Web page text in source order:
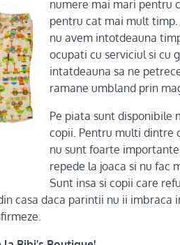
numere mai mari pentru
pentru cat mai mult
nu avem intotdeauna
ocupati cu serviciul si cu
intatdeauna sa ne
ramane umbland prin
Pe piata sunt disponibile
copii. Pentru multi dintre
nu sunt foarte
repede la joaca si nu fac
Sunt insa si copii care
casa daca parintii nu ii imbraca